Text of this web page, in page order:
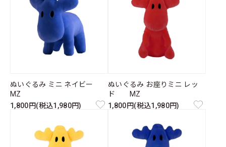
ぬいぐるみ ミニ ネイビー
MZ
1,800円(税込1,980円)
ぬいぐるみ お座りミニ レッ
ド MZ
1,800円(税込1,980円)